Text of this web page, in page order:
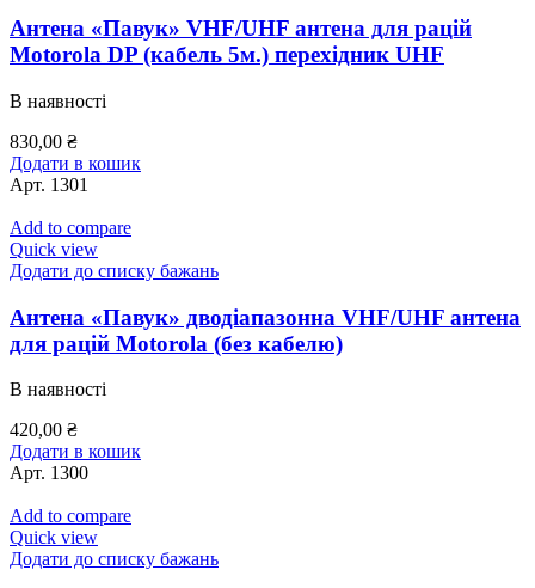
Антена «Павук» VHF/UHF антена для рацій
Motorola DP (кабель 5м.) перехідник UHF
В наявності
830,00 ₴
Додати в кошик
Арт. 1301
Add to compare
Quick view
Додати до списку бажань
Антена «Павук» дводіапазонна VHF/UHF антена
для рацій Motorola (без кабелю)
В наявності
420,00 ₴
Додати в кошик
Арт. 1300
Add to compare
Quick view
Додати до списку бажань